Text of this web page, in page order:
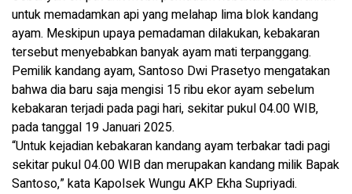
untuk memadamkan api yang melahap lima blok kandang
ayam. Meskipun upaya pemadaman dilakukan, kebakaran
tersebut menyebabkan banyak ayam mati terpanggang.
Pemilik kandang ayam, Santoso Dwi Prasetyo mengatakan
bahwa dia baru saja mengisi 15 ribu ekor ayam sebelum
kebakaran terjadi pada pagi hari, sekitar pukul 04.00 WIB,
pada tanggal 19 Januari 2025.
“Untuk kejadian kebakaran kandang ayam terbakar tadi pagi
sekitar pukul 04.00 WIB dan merupakan kandang milik Bapak
Santoso,” kata Kapolsek Wungu AKP Ekha Supriyadi.